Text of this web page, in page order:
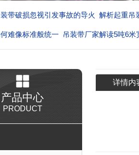
带破损忽视引发事故的导火 解析起重吊
难像标准般统一 吊装带厂家解读5吨6米
产品中心
PRODUCT
详情内